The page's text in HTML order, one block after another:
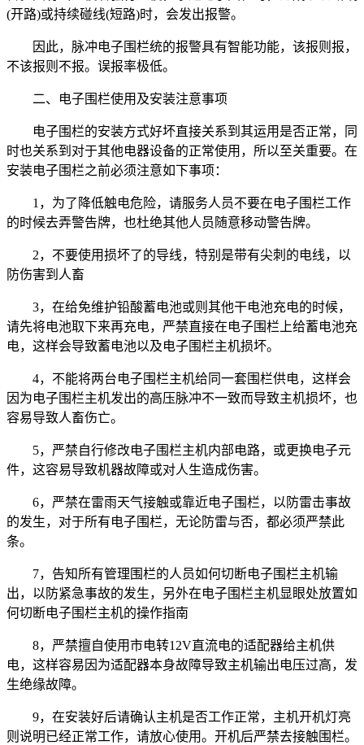
(开路)或持续碰线(短路)时，会发出报警。
因此，脉冲电子围栏统的报警具有智能功能，该报则报，
不该报则不报。误报率极低。
二、电子围栏使用及安装注意事项
电子围栏的安装方式好坏直接关系到其运用是否正常，同
时也关系到对于其他电器设备的正常使用，所以至关重要。在
安装电子围栏之前必须注意如下事项：
1，为了降低触电危险，请服务人员不要在电子围栏工作
的时候去弄警告牌，也杜绝其他人员随意移动警告牌。
2，不要使用损坏了的导线，特别是带有尖刺的电线，以
防伤害到人畜
3，在给免维护铅酸蓄电池或则其他干电池充电的时候，
请先将电池取下来再充电，严禁直接在电子围栏上给蓄电池充
电，这样会导致蓄电池以及电子围栏主机损坏。
4，不能将两台电子围栏主机给同一套围栏供电，这样会
因为电子围栏主机发出的高压脉冲不一致而导致主机损坏，也
容易导致人畜伤亡。
5，严禁自行修改电子围栏主机内部电路，或更换电子元
件，这容易导致机器故障或对人生造成伤害。
6，严禁在雷雨天气接触或靠近电子围栏，以防雷击事故
的发生，对于所有电子围栏，无论防雷与否，都必须严禁此
条。
7，告知所有管理围栏的人员如何切断电子围栏主机输
出，以防紧急事故的发生，另外在电子围栏主机显眼处放置如
何切断电子围栏主机的操作指南
8，严禁擅自使用市电转12V直流电的适配器给主机供
电，这样容易因为适配器本身故障导致主机输出电压过高，发
生绝缘故障。
9，在安装好后请确认主机是否工作正常，主机开机灯亮
则说明已经正常工作，请放心使用。开机后严禁去接触围栏。